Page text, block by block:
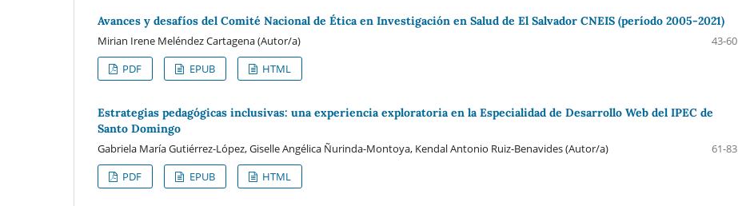
Avances y desafíos del Comité Nacional de Ética en Investigación en Salud de El Salvador CNEIS (período 2005-2021)
Mirian Irene Meléndez Cartagena (Autor/a)
43-60
PDF
EPUB HTML
Estrategias pedagógicas inclusivas: una experiencia exploratoria en la Especialidad de Desarrollo Web del IPEC de
Santo Domingo
Gabriela María Gutiérrez-López, Giselle Angélica Ñurinda-Montoya, Kendal Antonio Ruiz-Benavides (Autor/a)
61-83
PDF
EPUB HTML